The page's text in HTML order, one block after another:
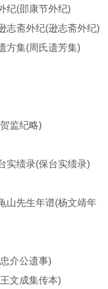
(邵康节外纪)
斋外纪(逊志斋外纪)
集(周氏遗芳集)
监纪略)
绩录(保台实绩录)
先生年谱(杨文靖年
介公遗事)
文成集传本)